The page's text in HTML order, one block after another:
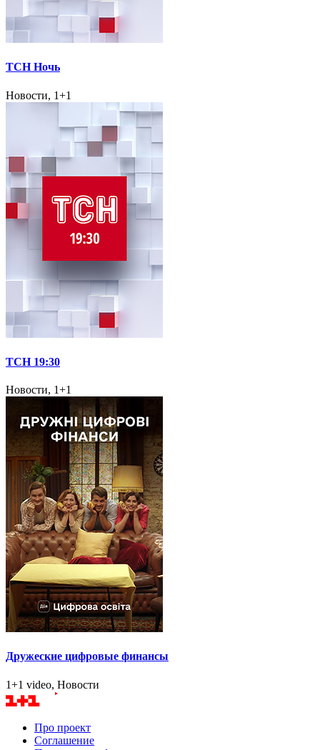
ТСН Ночь
Новости, 1+1
ТСН 19:30
Новости, 1+1
Дружеские цифровые финансы
1+1 video, Новости
Про проект
Соглашение